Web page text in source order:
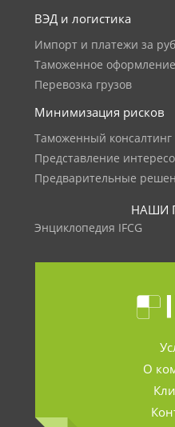
ВЭД и логистика
Импорт и платежи за
Таможенное оформление
Перевозка грузов
Минимизация рисков
Таможенный консалтинг
Представление
Предварительные
НАШИ
Энциклопедия IFCG
О